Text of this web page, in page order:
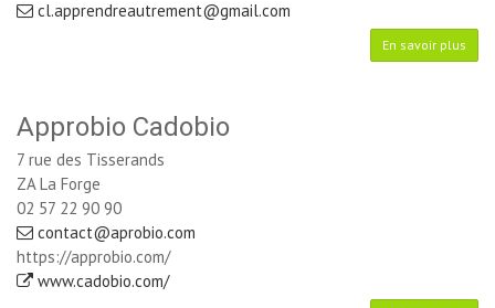
cl.apprendreautrement@gmail.com
En savoir plus
Approbio Cadobio
7 rue des Tisserands
ZA La Forge
02 57 22 90 90
contact@aprobio.com
https://approbio.com/
www.cadobio.com/